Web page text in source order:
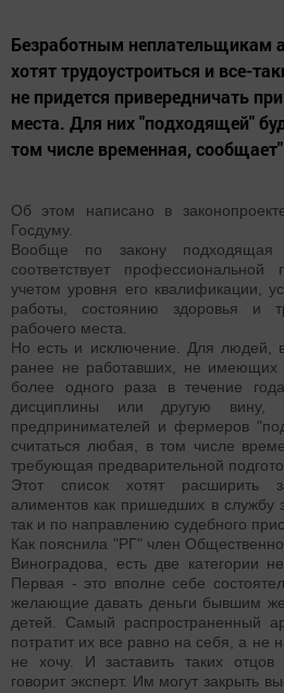
Безработным неплательщикам
хотят трудоустроиться и все-
не придется привередничать
места. Для них "подходящей"
том числе временная,
Об этом написано в
Госдуму.
Вообще по закону
соответствует профессиональной
учетом уровня его квалификации,
работы, состоянию здоровья и
рабочего места.
Но есть и исключение. Для людей,
ранее не работавших, не имеющих
более одного раза в течение
дисциплины или другую вину,
предпринимателей и фермеров
считаться любая, в том числе
требующая предварительной
Этот список хотят расширить
алиментов как пришедших в службу
так и по направлению судебного
Как пояснила "РГ" член
Виноградова, есть две категории
Первая - это вполне себе
желающие давать деньги бывшим
детей. Самый распространенный
потратит их все равно на себя, а не
не хочу. И заставить таких
говорит эксперт. Им могут закрыть